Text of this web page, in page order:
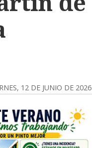
12 DE JUNIO DE 2026